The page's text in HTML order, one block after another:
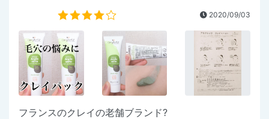
2020/09/03
フランスのクレイの老舗ブランド?